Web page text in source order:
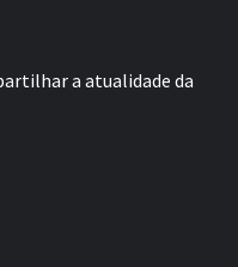
a atualidade da